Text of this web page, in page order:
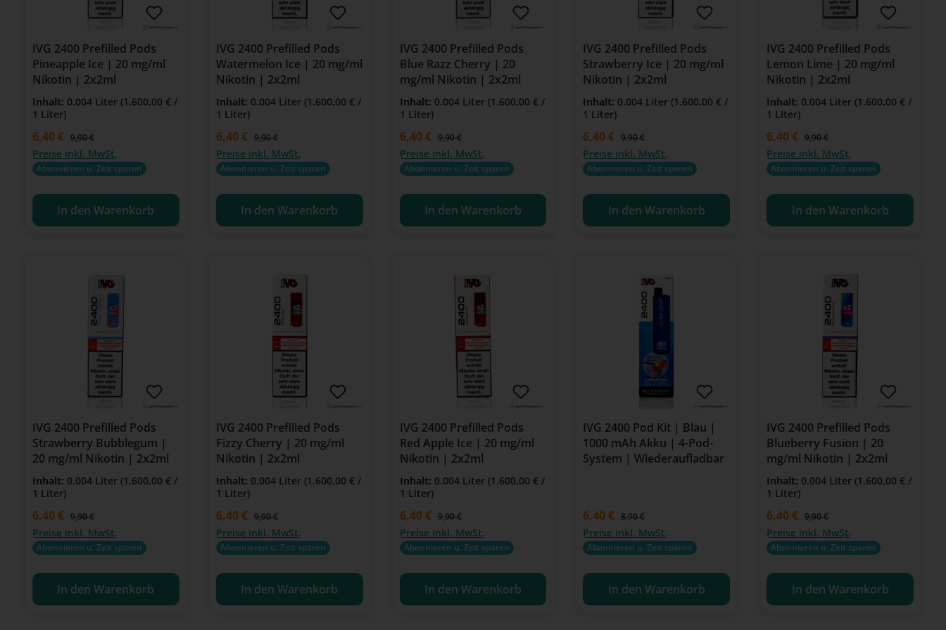
IVG 2400 Prefilled Pods
Pineapple Ice | 20 mg/ml
Nikotin | 2x2ml
Inhalt: 0.004 Liter (1.600,00 € /
1 Liter)
Verkaufspreis:
6,40 € Regulärer Preis:
9,90 €
Preise inkl. MwSt.
Abonnieren u. Zeit sparen
In den Warenkorb
IVG 2400 Prefilled Pods
Watermelon Ice | 20 mg/ml
Nikotin | 2x2ml
Inhalt: 0.004 Liter (1.600,00 € /
1 Liter)
Verkaufspreis:
6,40 € Regulärer Preis:
9,90 €
Preise inkl. MwSt.
Abonnieren u. Zeit sparen
In den Warenkorb
IVG 2400 Prefilled Pods
Blue Razz Cherry | 20
mg/ml Nikotin | 2x2ml
Inhalt: 0.004 Liter (1.600,00 € /
1 Liter)
Verkaufspreis:
6,40 € Regulärer Preis:
9,90 €
Preise inkl. MwSt.
Abonnieren u. Zeit sparen
In den Warenkorb
IVG 2400 Prefilled Pods
Strawberry Ice | 20 mg/ml
Nikotin | 2x2ml
Inhalt: 0.004 Liter (1.600,00 € /
1 Liter)
Verkaufspreis:
6,40 € Regulärer Preis:
9,90 €
Preise inkl. MwSt.
Abonnieren u. Zeit sparen
In den Warenkorb
IVG 2400 Prefilled Pods
Lemon Lime | 20 mg/ml
Nikotin | 2x2ml
Inhalt: 0.004 Liter (1.600,00 € /
1 Liter)
Verkaufspreis:
6,40 € Regulärer Preis:
9,90 €
Preise inkl. MwSt.
Abonnieren u. Zeit sparen
In den Warenkorb
IVG 2400 Prefilled Pods
Strawberry Bubblegum |
20 mg/ml Nikotin | 2x2ml
Inhalt: 0.004 Liter (1.600,00 € /
1 Liter)
Verkaufspreis:
6,40 € Regulärer Preis:
9,90 €
Preise inkl. MwSt.
Abonnieren u. Zeit sparen
In den Warenkorb
IVG 2400 Prefilled Pods
Fizzy Cherry | 20 mg/ml
Nikotin | 2x2ml
Inhalt: 0.004 Liter (1.600,00 € /
1 Liter)
Verkaufspreis:
6,40 € Regulärer Preis:
9,90 €
Preise inkl. MwSt.
Abonnieren u. Zeit sparen
In den Warenkorb
IVG 2400 Prefilled Pods
Red Apple Ice | 20 mg/ml
Nikotin | 2x2ml
Inhalt: 0.004 Liter (1.600,00 € /
1 Liter)
Verkaufspreis:
6,40 € Regulärer Preis:
9,90 €
Preise inkl. MwSt.
Abonnieren u. Zeit sparen
In den Warenkorb
IVG 2400 Pod Kit | Blau |
1000 mAh Akku | 4-Pod-
System | Wiederaufladbar
Verkaufspreis:
6,40 € Regulärer Preis:
8,90 €
Preise inkl. MwSt.
Abonnieren u. Zeit sparen
In den Warenkorb
IVG 2400 Prefilled Pods
Blueberry Fusion | 20
mg/ml Nikotin | 2x2ml
Inhalt: 0.004 Liter (1.600,00 € /
1 Liter)
Verkaufspreis:
6,40 € Regulärer Preis:
9,90 €
Preise inkl. MwSt.
Abonnieren u. Zeit sparen
In den Warenkorb